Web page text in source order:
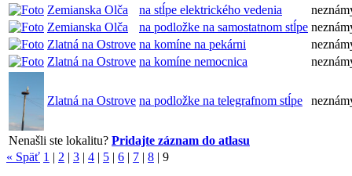
Zemianska Olča
na stĺpe elektrického vedenia
Zemianska Olča
na podložke na samostatnom stĺpe
Zlatná na Ostrove na komíne na pekárni
Zlatná na Ostrove na komíne nemocnica
Zlatná na Ostrove na podložke na telegrafnom stĺpe
Nenašli ste lokalitu? Pridajte záznam do atlasu
« Späť 1 | 2 | 3 | 4 | 5 | 6 | 7 | 8 | 9